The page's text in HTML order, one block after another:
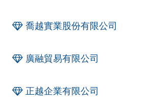
喬越實業股份有限公司
廣融貿易有限公司
正越企業有限公司